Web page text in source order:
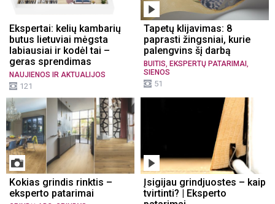
Ekspertai: kelių kambarių
butus lietuviai mėgsta
labiausiai ir kodėl tai –
geras sprendimas
NAUJIENOS IR AKTUALIJOS
121
Tapetų klijavimas: 8
paprasti žingsniai, kurie
palengvins šį darbą
BUITIS EKSPERTŲ PATARIMAI
SIENOS
51
Kokias grindis rinktis –
eksperto patarimai
Įsigijau grindjuostes – kaip
tvirtinti? | Eksperto